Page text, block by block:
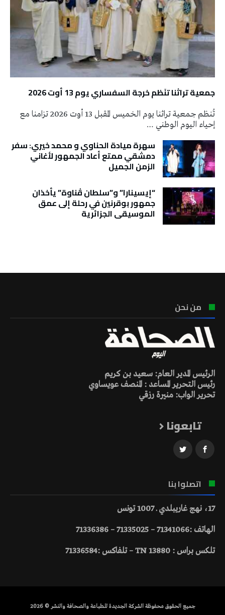
جمعية تراثنا تنَظم خرجة السفساري يوم 13 أوت 2026
تُنظم جمعية تراثنا يوم الخميس المقبل 13 أوت 2026 تزامنا مع
إحياء اليوم الوطني …
سهرة ميادة الحناوي و محمد خيري: سفر
دمشقي ممتع أعاد الجمهور لأغاني
الزمن الجميل
“إيسينارا” و”سلطان ڤناوة” يأخذان
جمهور بوقرنين في رحلة إلى عمق
الموسيقى الجزائرية
من نحن
الرئيس المدير العام: سعيد بن كريم
رئيس التحرير المساعد : المنصف عويساوي
تحرير الواب: منيرة رزقي
تابعونا
اتصلوا بنا
17، نهج غاريبلدي ـ 1007 تونس
الهاتف :71341066 – 71335025 – 71336386
تلكس براس : 13880 TN – تلفاكس :71336584
جميع الحقوق محفوظة الشركة الجديدة للطباعة والصحافة والنشر © 2026